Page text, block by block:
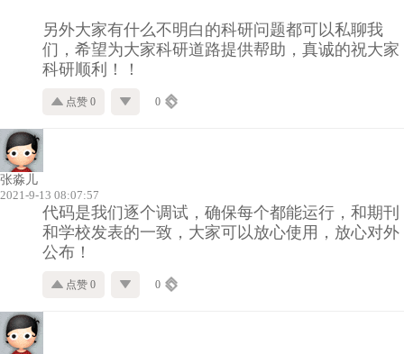
另外大家有什么不明白的科研问题都可以私聊我
们，希望为大家科研道路提供帮助，真诚的祝大家
科研顺利！！
点赞 0 0
张淼儿
2021-9-13 08:07:57
代码是我们逐个调试，确保每个都能运行，和期刊
和学校发表的一致，大家可以放心使用，放心对外
公布！
点赞 0 0